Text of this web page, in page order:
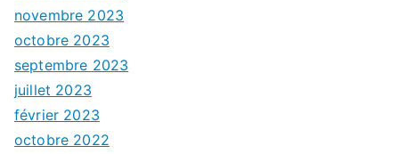
novembre 2023
octobre 2023
septembre 2023
juillet 2023
février 2023
octobre 2022